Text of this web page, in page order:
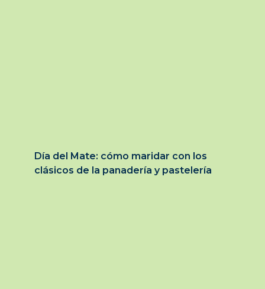
Día del Mate: cómo maridar con los
clásicos de la panadería y pastelería